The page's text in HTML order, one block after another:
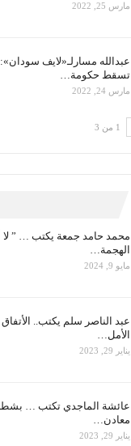
مارس 25, 2022
عبدالله مسارلـ«لايف
تسقط حكومة…
مارس 24, 2022
1 من 3
محمد حامد جمعة يكتب … ”
الهجمة…
مايو 9, 2024
عبد الناصر سلم يكتب.. الأتفاق
الأمل…
يناير 29, 2023
عائشة الماجدي تكتب …
معادن…
يناير 29, 2023